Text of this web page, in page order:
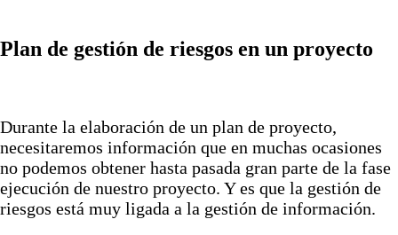
Plan de gestión de riesgos en un proyecto
Durante la elaboración de un plan de proyecto,
necesitaremos información que en muchas ocasiones
no podemos obtener hasta pasada gran parte de la fase
ejecución de nuestro proyecto. Y es que la gestión de
riesgos está muy ligada a la gestión de información.